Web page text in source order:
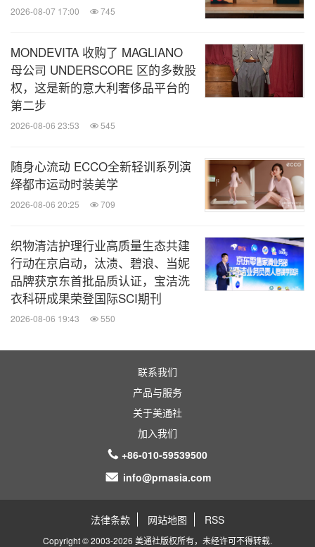
2026-08-07 17:00 745
MONDEVITA 收购了 MAGLIANO
母公司 UNDERSCORE 区的多数股
权，这是新的意大利奢侈品平台的
第二步
2026-08-06 23:53 545
随身心流动 ECCO全新轻训系列演
绎都市运动时装美学
2026-08-06 20:25 709
织物清洁护理行业高质量生态共建
行动在京启动，汰渍、碧浪、当妮
品牌获京东首批品质认证，宝洁洗
衣科研成果荣登国际SCI期刊
2026-08-06 19:43 550
联系我们
产品与服务
关于美通社
加入我们
+86-010-59539500
info@prnasia.com
法律条款 网站地图 RSS
Copyright © 2003-2026 美通社版权所有，未经许可不得转载.